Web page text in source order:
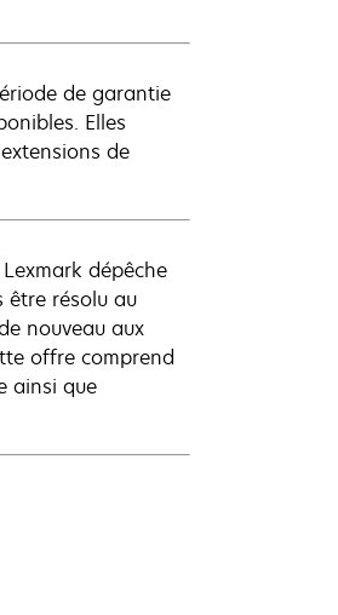
de garantie
Elles
de
dépêche
être résolu au
nouveau aux
offre comprend
ainsi que